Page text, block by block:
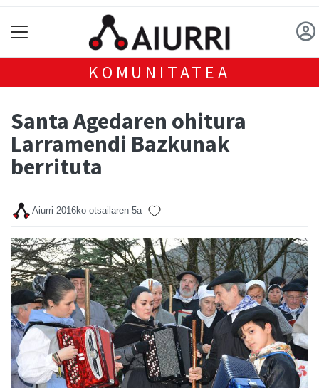
KOMUNITATEA
Santa Agedaren ohitura
Larramendi Bazkunak
berrituta
Aiurri 2016ko otsailaren 5a